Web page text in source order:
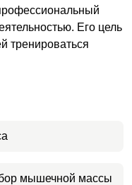
Его цель
тренироваться
мышечной массы